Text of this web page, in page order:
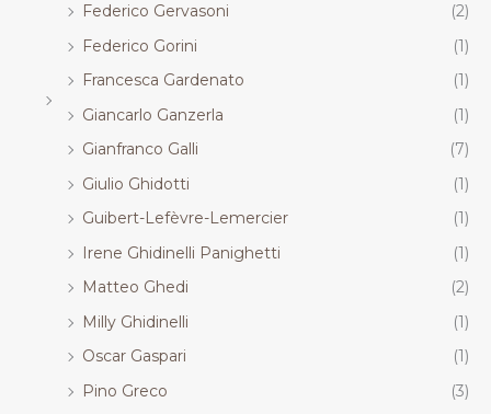
Federico Gervasoni
(2)
Federico Gorini
(1)
Francesca Gardenato
(1)
Giancarlo Ganzerla
(1)
Gianfranco Galli
(7)
Giulio Ghidotti
(1)
Guibert-Lefèvre-Lemercier
(1)
Irene Ghidinelli Panighetti
(1)
Matteo Ghedi
(2)
Milly Ghidinelli
(1)
Oscar Gaspari
(1)
Pino Greco
(3)